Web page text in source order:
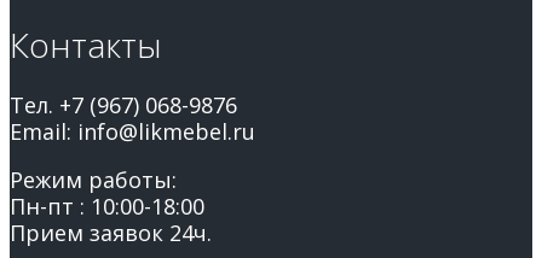
Контакты
Тел. +7 (967) 068-9876
Email: info@likmebel.ru
Режим работы:
Пн-пт : 10:00-18:00
Прием заявок 24ч.